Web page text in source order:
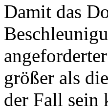
Damit das
größer als
der Fall sein